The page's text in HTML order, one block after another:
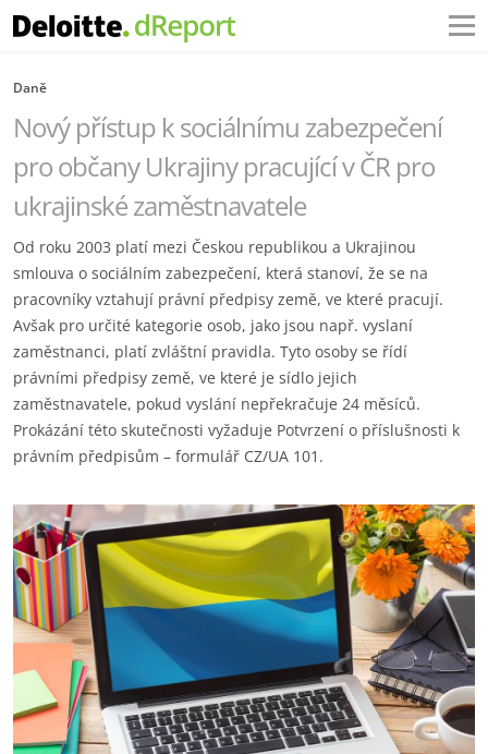
Daně
Nový přístup k sociálnímu zabezpečení
pro občany Ukrajiny pracující v ČR pro
ukrajinské zaměstnavatele
Od roku 2003 platí mezi Českou republikou a Ukrajinou
smlouva o sociálním zabezpečení, která stanoví, že se na
pracovníky vztahují právní předpisy země, ve které pracují.
Avšak pro určité kategorie osob, jako jsou např. vyslaní
zaměstnanci, platí zvláštní pravidla. Tyto osoby se řídí
právními předpisy země, ve které je sídlo jejich
zaměstnavatele, pokud vyslání nepřekračuje 24 měsíců.
Prokázání této skutečnosti vyžaduje Potvrzení o příslušnosti k
právním předpisům – formulář CZ/UA 101.